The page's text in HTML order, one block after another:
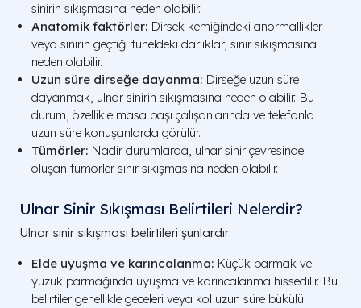
sinirin sıkışmasına neden olabilir.
Anatomik faktörler: Dirsek kemiğindeki anormallikler
veya sinirin geçtiği tüneldeki darlıklar, sinir sıkışmasına
neden olabilir.
Uzun süre dirseğe dayanma: Dirseğe uzun süre
dayanmak, ulnar sinirin sıkışmasına neden olabilir. Bu
durum, özellikle masa başı çalışanlarında ve telefonla
uzun süre konuşanlarda görülür.
Tümörler: Nadir durumlarda, ulnar sinir çevresinde
oluşan tümörler sinir sıkışmasına neden olabilir.
Ulnar Sinir Sıkışması Belirtileri Nelerdir?
Ulnar sinir sıkışması belirtileri şunlardır:
Elde uyuşma ve karıncalanma: Küçük parmak ve
yüzük parmağında uyuşma ve karıncalanma hissedilir. Bu
belirtiler genellikle geceleri veya kol uzun süre bükülü